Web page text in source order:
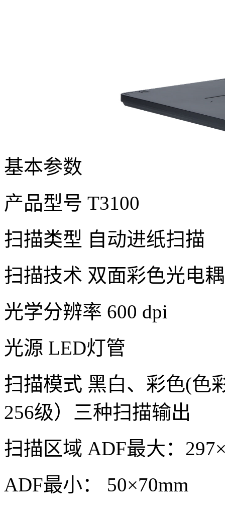
基本参数
产品型号 T3100
扫描类型 自动进纸扫描
扫描技术 双面彩色光电
光学分辨率 600 dpi
光源 LED灯管
扫描模式 黑白、彩色(色
256级）三种扫描输出
扫描区域 ADF最大：
ADF最小： 50×70mm